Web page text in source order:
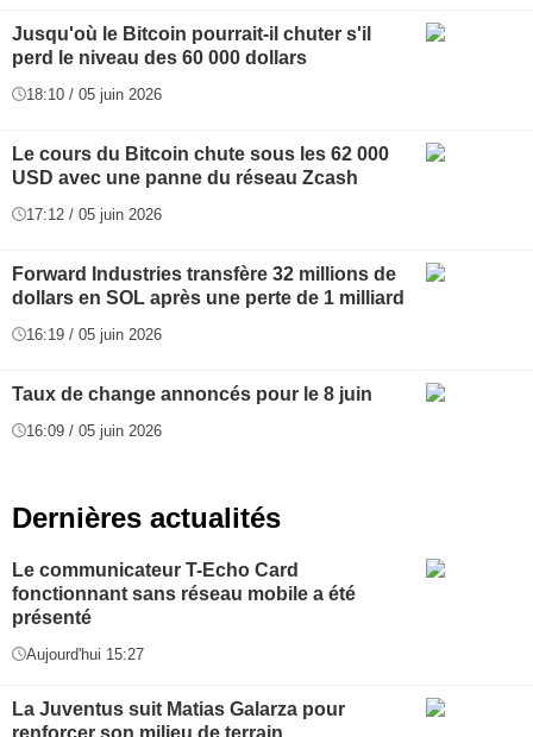
Jusqu'où le Bitcoin pourrait-il chuter s'il
perd le niveau des 60 000 dollars
18:10 / 05 juin 2026
Le cours du Bitcoin chute sous les 62 000
USD avec une panne du réseau Zcash
17:12 / 05 juin 2026
Forward Industries transfère 32 millions de
dollars en SOL après une perte de 1 milliard
16:19 / 05 juin 2026
Taux de change annoncés pour le 8 juin
16:09 / 05 juin 2026
Dernières actualités
Le communicateur T-Echo Card
fonctionnant sans réseau mobile a été
présenté
Aujourd'hui 15:27
La Juventus suit Matias Galarza pour
renforcer son milieu de terrain